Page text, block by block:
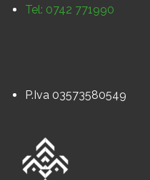
Tel: 0742 771990
P.Iva 03573580549